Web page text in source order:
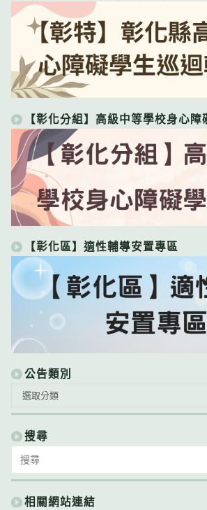
【彰化分組】高級中等學校身心
【彰化區】適性輔導安置專區
公告類別
類
別
選取分類
搜尋
for:
相關網站連結